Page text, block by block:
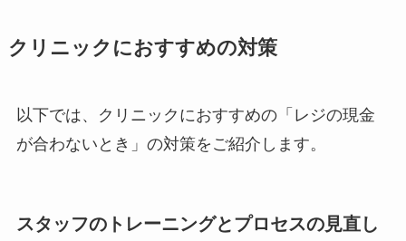
クリニックにおすすめの対策
以下では、クリニックにおすすめの「レジの現金
が合わないとき」の対策をご紹介します。
スタッフのトレーニングとプロセスの見直し